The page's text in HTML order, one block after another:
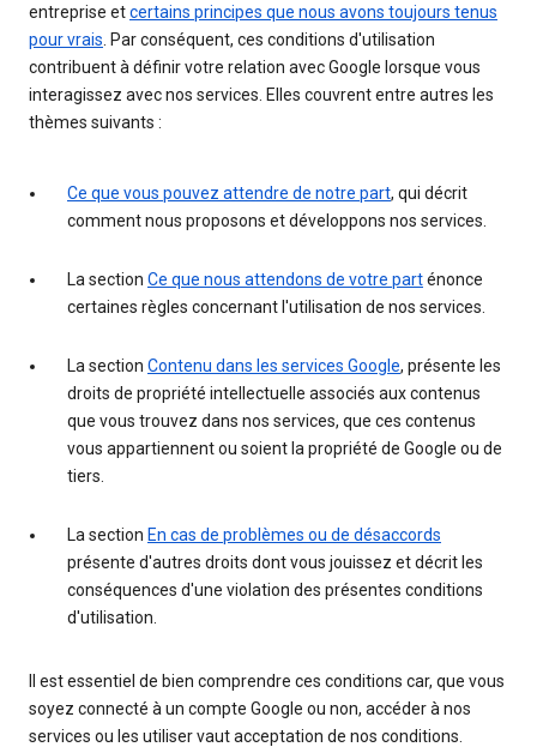
entreprise etcertains principes que nous avons toujours tenus
pour vrais . Par conséquent, ces conditions d'utilisation
contribuent à définir votre relation avec Google lorsque vous
interagissez avec nos services. Elles couvrent entre autres les
thèmes suivants :
Ce que vous pouvez attendre de notre part, qui décrit
comment nous proposons et développons nos services.
La section Ce que nous attendons de votre parténonce
certaines règles concernant l'utilisation de nos services.
La section Contenu dans les services Google, présente les
droits de propriété intellectuelle associés aux contenus
que vous trouvez dans nos services, que ces contenus
vous appartiennent ou soient la propriété de Google ou de
tiers.
La section En cas de problèmes ou de désaccords
présente d'autres droits dont vous jouissez et décrit les
conséquences d'une violation des présentes conditions
d'utilisation.
Il est essentiel de bien comprendre ces conditions car, que vous
soyez connecté à un compte Google ou non, accéder à nos
services ou les utiliser vaut acceptation de nos conditions.